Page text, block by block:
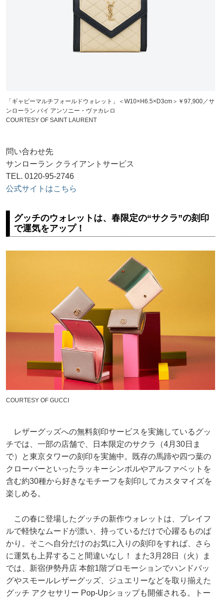
「ギャビーマルチフォールドウォレット」＜W10×H6.5×D3cm＞￥97,900／サ
ンローラン バイ アンソニー・ヴァカレロ
COURTESY OF SAINT LAURENT
問い合わせ先
サンローラン クライアントサービス
TEL. 0120-95-2746
公式サイトはこちら
グッチのウォレットは、春限定の“サクラ”の刻印
で運気をアップ！
COURTESY OF GUCCI
レザーグッズへの無料刻印サービスを実施しているグッ
チでは、一部の店舗で、日本限定のサクラ（4月30日ま
で）と東京タワーの刻印を実施中。既存の馬蹄や四つ葉の
クローバーといったラッキーシンボルやアルファベットを
含む約30種から好きなモチーフを刻印してカスタマイズを
楽しめる。
この春に登場したグッチの新作ウォレットは、プレイフ
ルで軽快なムードが漂い、持っているだけで心躍るものば
かり。そこへ自分だけのお気に入りの刻印をすれば、さら
に運気も上昇すること間違いなし！ また3月28日（火）ま
では、新宿伊勢丹店 本館1階プロモーションでハンドバッ
グやスモールレザーグッズ、ジュエリーなどを取り揃えた
グッチ アクセサリー Pop-Upショップも開催される。トー